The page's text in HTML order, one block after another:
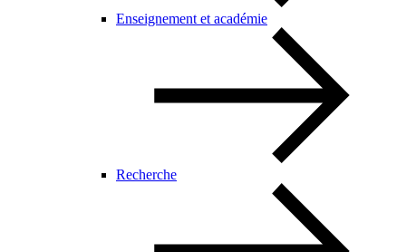
Enseignement et académie
Recherche